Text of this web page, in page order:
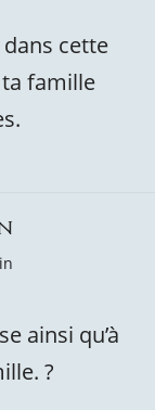
cette
famille
ainsi qu’à
?